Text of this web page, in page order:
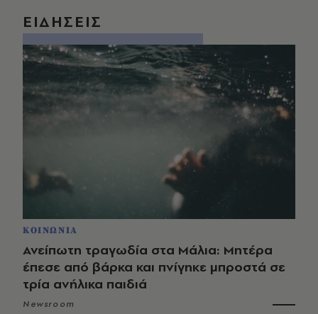
ΕΙΔΗΣΕΙΣ
ΚΟΙΝΩΝΙΑ
Ανείπωτη τραγωδία στα Μάλια: Μητέρα
έπεσε από βάρκα και πνίγηκε μπροστά σε
τρία ανήλικα παιδιά
Newsroom